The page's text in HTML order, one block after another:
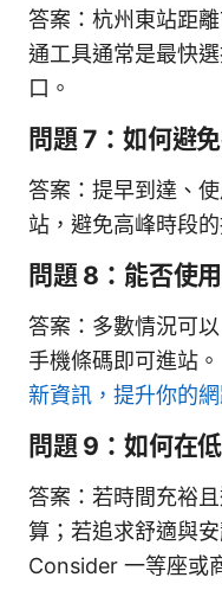
答案：杭州東站距
通工具通常是最快
口。
問題 7：如何避
答案：提早到達、
站，避免高峰時段的
問題 8：能否使
答案：多數情況可
手機條碼即可進站。
新資訊，提升你的
問題 9：如何在
答案：若時間充裕
算；若追求舒適與
Consider 一等座或